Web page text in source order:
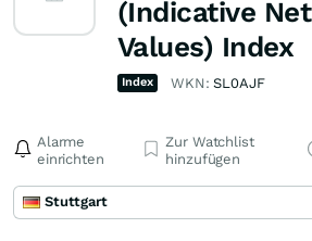
(Indicative
Values) Index
Index WKN:SL0AJF
Alarme
einrichten
Zur Watchlist
hinzufügen
Stuttgart